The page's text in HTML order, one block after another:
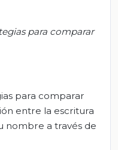
para comparar
para comparar
entre la escritura
nombre a través de